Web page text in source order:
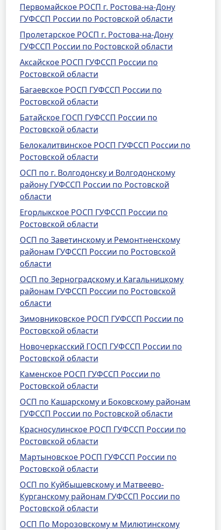
Первомайское РОСП г. Ростова-на-Дону
ГУФССП России по Ростовской области
Пролетарское РОСП г. Ростова-на-Дону
ГУФССП России по Ростовской области
Аксайское РОСП ГУФССП России по
Ростовской области
Багаевское РОСП ГУФССП России по
Ростовской области
Батайское ГОСП ГУФССП России по
Ростовской области
Белокалитвинское РОСП ГУФССП России по
Ростовской области
ОСП по г. Волгодонску и Волгодонскому
району ГУФССП России по Ростовской
области
Егорлыкское РОСП ГУФССП России по
Ростовской области
ОСП по Заветинскому и Ремонтненскому
районам ГУФССП России по Ростовской
области
ОСП по Зерноградскому и Кагальницкому
районам ГУФССП России по Ростовской
области
Зимовниковское РОСП ГУФССП России по
Ростовской области
Новочеркасский ГОСП ГУФССП России по
Ростовской области
Каменское РОСП ГУФССП России по
Ростовской области
ОСП по Кашарскому и Боковскому районам
ГУФССП России по Ростовской области
Красносулинское РОСП ГУФССП России по
Ростовской области
Мартыновское РОСП ГУФССП России по
Ростовской области
ОСП по Куйбышевскому и Матвеево-
Курганскому районам ГУФССП России по
Ростовской области
ОСП По Морозовскому м Милютинскому